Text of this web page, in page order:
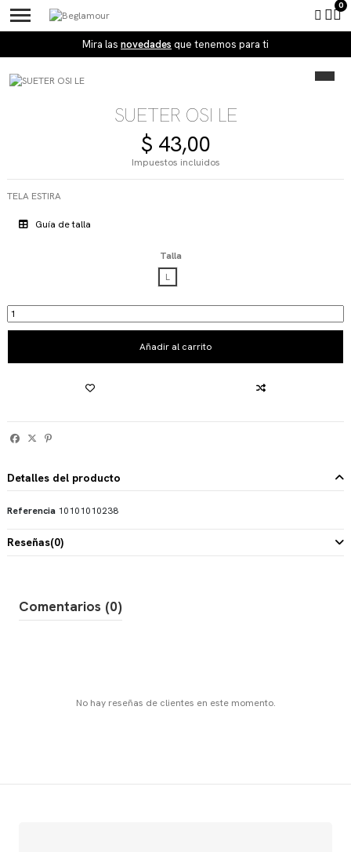
Mira las novedades que tenemos para ti
SUETER OSI LE
$ 43,00
Impuestos incluidos
TELA ESTIRA
Guía de talla
Talla
L
Añadir al carrito
Detalles del producto
Referencia 10101010238
Reseñas(0)
Comentarios (0)
No hay reseñas de clientes en este momento.